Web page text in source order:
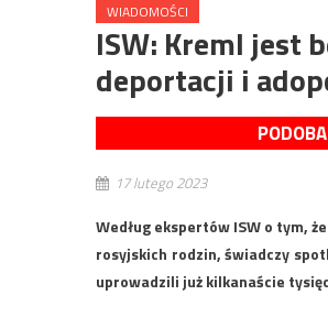
WIADOMOŚCI
ISW: Kreml jest
deportacji i
17 lutego 2023
Według ekspertów ISW o tym,
rosyjskich rodzin, świadczy
uprowadzili już kilkanaście